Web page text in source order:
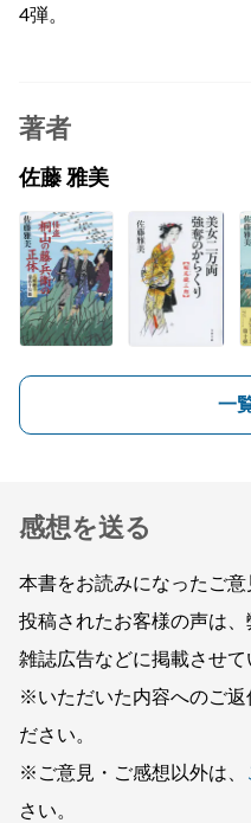
4弾。
著者
佐藤 雅美
一
感想を送る
本書をお読みになったご意
投稿されたお客様の声は
雑誌広告などに掲載させて
※いただいた内容へのご返
ださい。
※ご意見・ご感想以外は、
さい。